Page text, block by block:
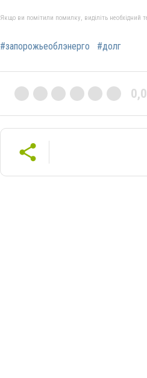
Якщо ви помітили помилку, виділіть необхідний
#запорожьеоблэнерго #долг
0,0